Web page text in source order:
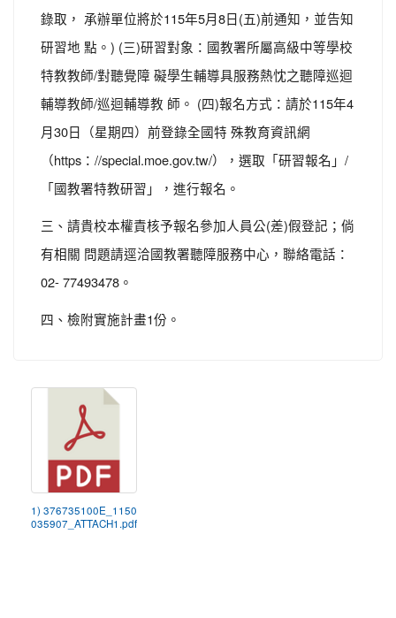
錄取， 承辦單位將於115年5月8日(五)前通知，並告知
研習地 點。) (三)研習對象：國教署所屬高級中等學校
特教教師/對聽覺障 礙學生輔導具服務熱忱之聽障巡迴
輔導教師/巡迴輔導教 師。 (四)報名方式：請於115年4
月30日（星期四）前登錄全國特 殊教育資訊網
（https：//special.moe.gov.tw/），選取「研習報名」/
「國教署特教研習」，進行報名。
三、請貴校本權責核予報名參加人員公(差)假登記；倘
有相關 問題請逕洽國教署聽障服務中心，聯絡電話：
02- 77493478。
四、檢附實施計畫1份。
1) 376735100E_1150
035907_ATTACH1.pdf